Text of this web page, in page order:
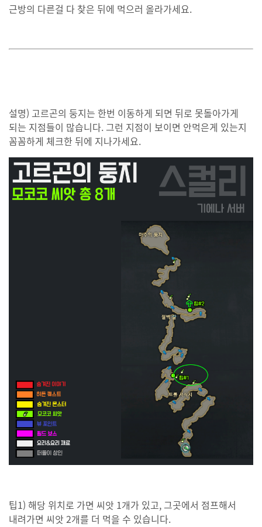
근방의 다른걸 다 찾은 뒤에 먹으러 올라가세요.
설명) 고르곤의 둥지는 한번 이동하게 되면 뒤로 못돌아가게
되는 지점들이 많습니다. 그런 지점이 보이면 안먹은게 있는지
꼼꼼하게 체크한 뒤에 지나가세요.
팁1) 해당 위치로 가면 씨앗 1개가 있고, 그곳에서 점프해서
내려가면 씨앗 2개를 더 먹을 수 있습니다.